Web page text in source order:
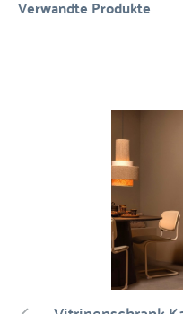
Verwandte Produkte